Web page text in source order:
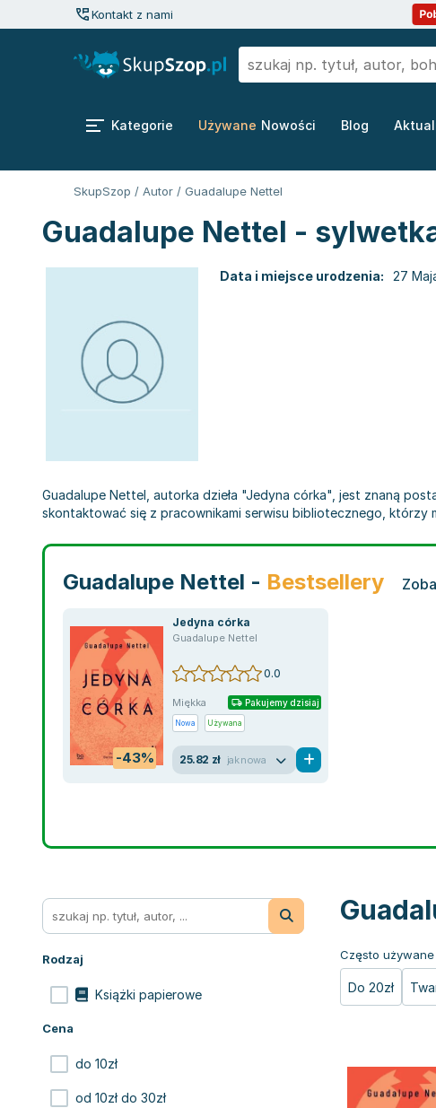
Kontakt z nami
Kategorie Używane Nowości Blog
SkupSzop / Autor / Guadalupe Nettel
Guadalupe Nettel -
Data i miejsce urodzenia: 27
Guadalupe Nettel, autorka dzieła "Jedyna córka", jest znaną
skontaktować się z pracownikami serwisu bibliotecznego, którzy
Guadalupe Nettel - Bestsellery
-43%
Jedyna córka
Guadalupe Nettel
0.0
Miękka Pakujemy dzisiaj
Nowa Używana
25.82 zł jak nowa
Rodzaj
Książki papierowe
Cena
do 10zł
od 10zł do 30zł
Często
Do 20zł